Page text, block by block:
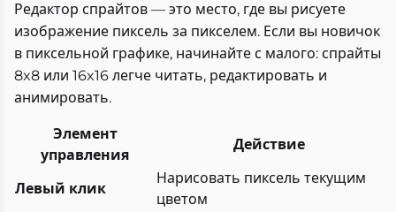
Редактор спрайтов — это место, где вы рисуете
изображение пиксель за пикселем. Если вы новичок
в пиксельной графике, начинайте с малого: спрайты
8x8 или 16x16 легче читать, редактировать и
анимировать.
Элемент
управления
Действие
Левый клик
Нарисовать пиксель текущим
цветом